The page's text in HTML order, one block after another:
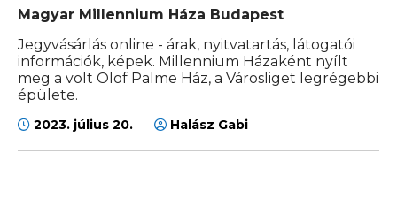
Magyar Millennium Háza Budapest
Jegyvásárlás online - árak, nyitvatartás, látogatói
információk, képek. Millennium Házaként nyílt
meg a volt Olof Palme Ház, a Városliget legrégebbi
épülete.
2023. július 20. Halász Gabi